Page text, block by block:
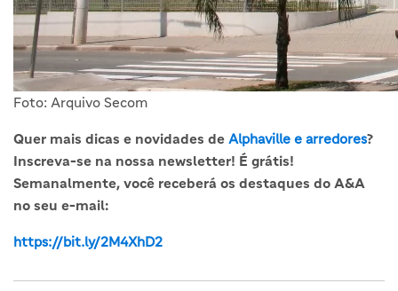
Foto: Arquivo Secom
Quer mais dicas e novidades de Alphaville e arredores?
Inscreva-se na nossa newsletter! É grátis!
Semanalmente, você receberá os destaques do A&A
no seu e-mail:
https://bit.ly/2M4XhD2